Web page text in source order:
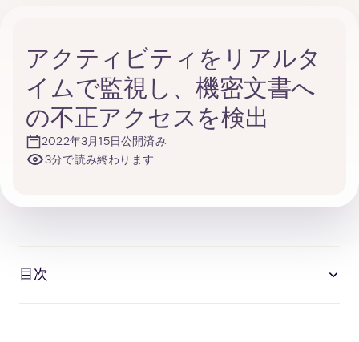
アクティビティをリアルタ
イムで監視し、機密文書へ
の不正アクセスを検出
2022年3月15日公開済み
3分で読み終わります
目次